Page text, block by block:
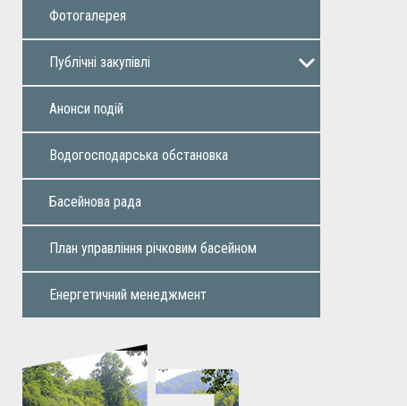
Фотогалерея
Публічні закупiвлi
Анонси подій
Водогосподарська обстановка
Басейнова рада
План управління річковим басейном
Енергетичний менеджмент